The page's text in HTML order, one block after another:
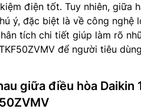
điện tốt. Tuy nhiên, giữa
ý, đặc biệt là về công nghệ
tích chi tiết giúp làm rõ
để người tiêu
giữa điều hòa Daikin